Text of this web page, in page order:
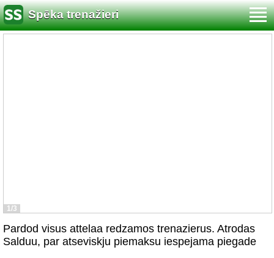
Spēka trenažieri
1/3
Pardod visus attelaa redzamos trenazierus. Atrodas
Salduu, par atseviskju piemaksu iespejama piegade